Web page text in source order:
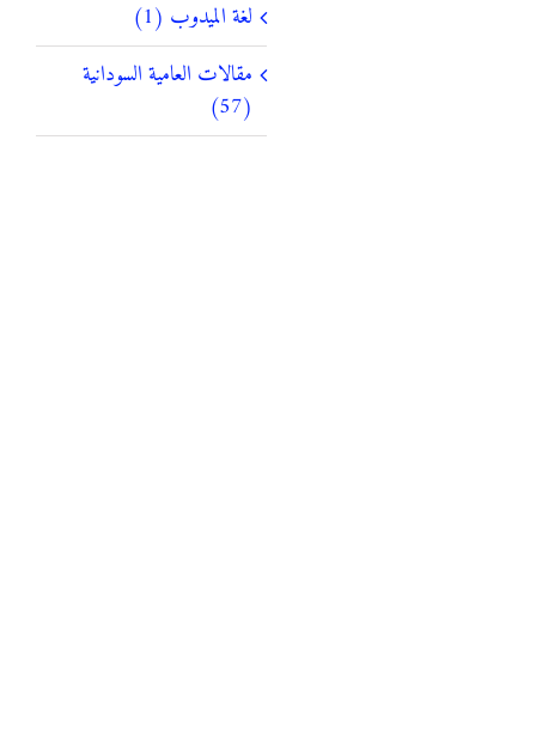
لغة الميدوب (1)
مقالات العامية السودانية
(57)